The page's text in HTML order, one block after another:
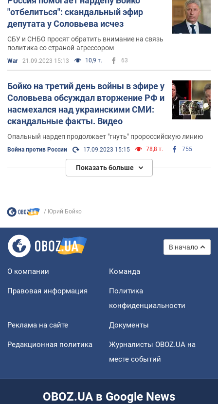
"отбелиться": скандальный эфир
депутата у Соловьева исчез
СБУ и СНБО просят обратить внимание на связь
политика со страной-агрессором
War 21.09.2023 15:13 10,9 т. 63
Бойко на третий день войны в эфире у
Соловьева обсуждал вторжение РФ и
насмехался над украинскими СМИ:
скандальные факты. Видео
Опальный нардеп продолжает "гнуть" пророссийскую линию
Война против России 17.09.2023 15:15 78,8 т. 755
Показать больше
Юрий Бойко
В начало
О компании Команда
Правовая информация
Политика
конфиденциальности
Реклама на сайте Документы
Редакционная политика
Журналисты OBOZ.UA на
месте событий
OBOZ.UA в Google News